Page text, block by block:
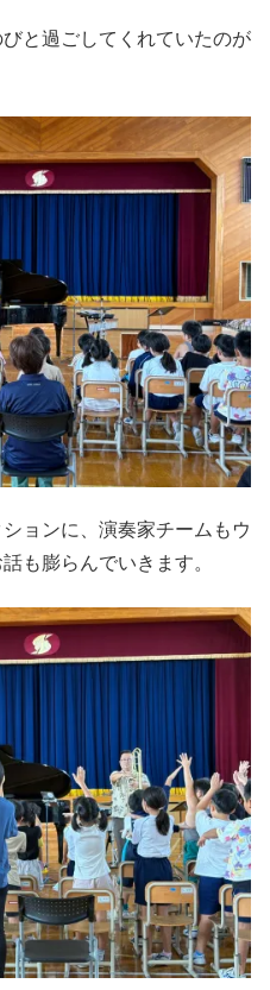
と過ごしてくれていたのが
ョンに、演奏家チームもウ
も膨らんでいきます。